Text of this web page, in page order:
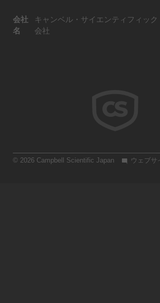
会社
名
キャンベル・サイエンティフィッ
会社
ウェブサ
© 2026 Campbell Scientific Japan